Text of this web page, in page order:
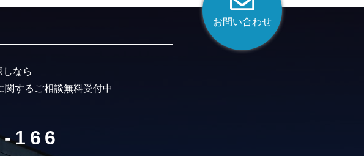
お問い合わせ
しなら
関するご相談無料受付中
166